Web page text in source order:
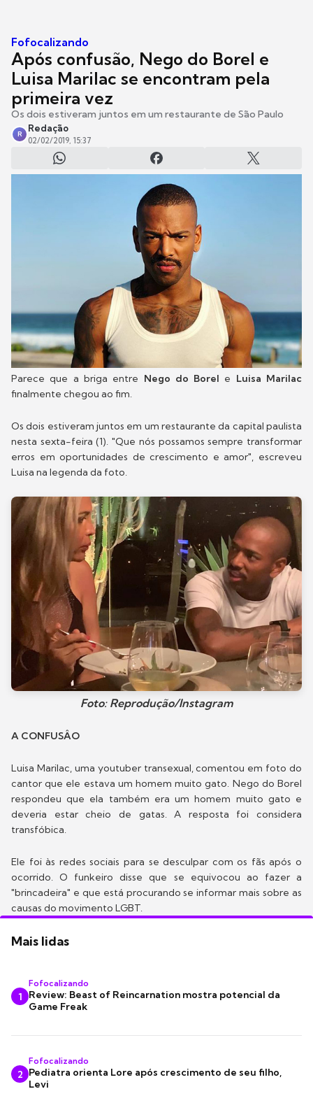
Fofocalizando
Após confusão, Nego do Borel e
Luisa Marilac se encontram pela
primeira vez
Os dois estiveram juntos em um restaurante de São Paulo
R
Redação
02/02/2019, 15:37
Parece que a briga entre Nego do Borel e Luisa Marilac
finalmente chegou ao fim.
Os dois estiveram juntos em um restaurante da capital paulista
nesta sexta-feira (1). "Que nós possamos sempre transformar
erros em oportunidades de crescimento e amor", escreveu
Luisa na legenda da foto.
Foto: Reprodução/Instagram
A CONFUSÂO
Luisa Marilac, uma youtuber transexual, comentou em foto do
cantor que ele estava um homem muito gato. Nego do Borel
respondeu que ela também era um homem muito gato e
deveria estar cheio de gatas. A resposta foi considera
transfóbica.
Ele foi às redes sociais para se desculpar com os fãs após o
ocorrido. O funkeiro disse que se equivocou ao fazer a
"brincadeira" e que está procurando se informar mais sobre as
causas do movimento LGBT.
Mais lidas
1
Fofocalizando
Review: Beast of Reincarnation mostra potencial da
Game Freak
2
Fofocalizando
Pediatra orienta Lore após crescimento de seu filho,
Levi